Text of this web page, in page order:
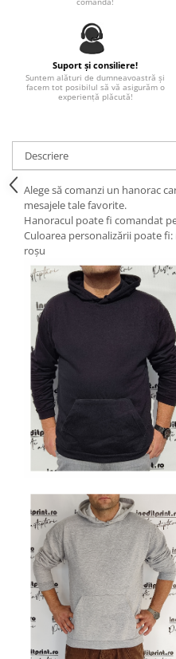
Alte evenimente
Nunta
Domnisoara / Domnisor
Personaje
Porumbei
Diverse
Alte limbi
Engleza
Maghiara
Spaniola
Germana
Italiana
Franceza
Slovaca
Diverse
Toppere Flori
Pachete de toppere
Oferte (Cake Toppers)
Oferte (Toppere Flori)
Stand Prezentare
Oneline (Topper Lateral)
Suport și consiliere!
Suntem alături de dumneavoastră și
facem tot posibilul să vă asigurăm o
experiență plăcută!
Descriere
Alege să comanzi un hanorac
mesajele tale favorite.
Hanoracul poate fi comandat
Culoarea personalizării poate
roșu